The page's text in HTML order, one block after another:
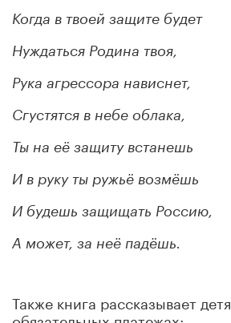
Когда в твоей защите будет
Нуждаться Родина твоя,
Рука агрессора нависнет,
Сгустятся в небе облака,
Ты на её защиту встанешь
И в руку ты ружьё возмёшь
И будешь защищать Россию,
А может, за неё падёшь.
Также книга рассказывает